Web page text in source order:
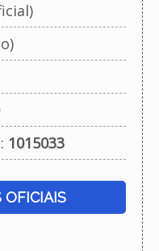
1015033
OFICIAIS